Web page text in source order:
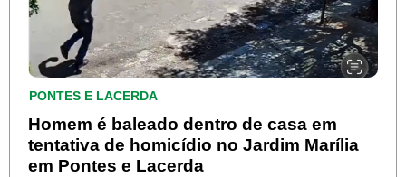
PONTES E LACERDA
Homem é baleado dentro de casa em
tentativa de homicídio no Jardim Marília
em Pontes e Lacerda